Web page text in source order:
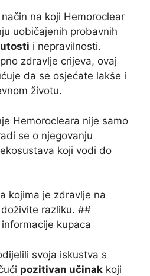
na koji Hemoroclear
uobičajenih probavnih
i nepravilnosti.
zdravlje crijeva, ovaj
da se osjećate lakše i
životu.
Hemorocleara nije samo
se o njegovanju
koji vodi do
kojima je zdravlje na
razliku. ##
kupaca
svoja iskustva s
pozitivan učinak koji